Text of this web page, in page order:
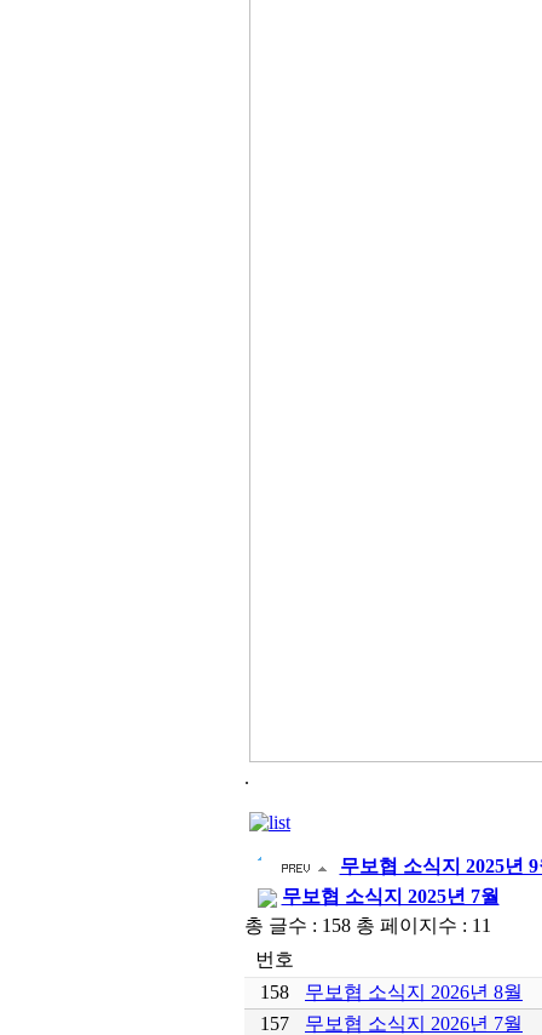
.
무보협 소식지 2025년 9
무보협 소식지 2025년 7월
총 글수 : 158 총 페이지수 : 11
번호
158
무보협 소식지 2026년 8월
157
무보협 소식지 2026년 7월